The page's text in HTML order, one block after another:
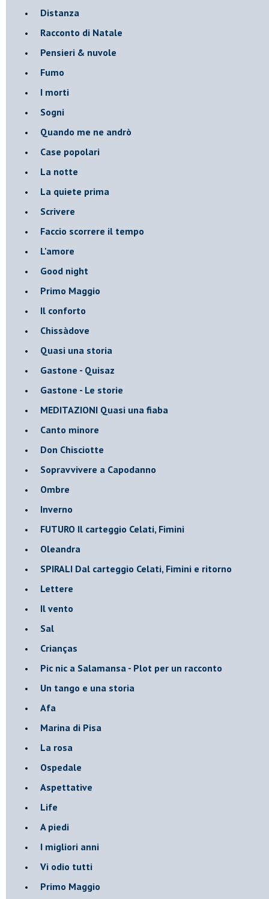
Distanza
Racconto di Natale
Pensieri & nuvole
Fumo
I morti
Sogni
Quando me ne andrò
Case popolari
La notte
La quiete prima
Scrivere
Faccio scorrere il tempo
L'amore
Good night
Primo Maggio
Il conforto
Chissàdove
Quasi una storia
Gastone - Quisaz
Gastone - Le storie
MEDITAZIONI Quasi una fiaba
Canto minore
Don Chisciotte
Sopravvivere a Capodanno
Ombre
Inverno
FUTURO Il carteggio Celati, Fimini
Oleandra
SPIRALI Dal carteggio Celati, Fimini e ritorno
Lettere
Il vento
Sal
Crianças
Pic nic a Salamansa - Plot per un racconto
Un tango e una storia
Afa
Marina di Pisa
La rosa
Ospedale
Aspettative
Life
A piedi
I migliori anni
Vi odio tutti
Primo Maggio